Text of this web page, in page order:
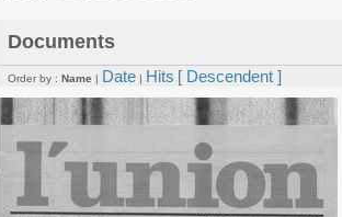
Documents
Order by : Name | Date | Hits [ Descendent ]